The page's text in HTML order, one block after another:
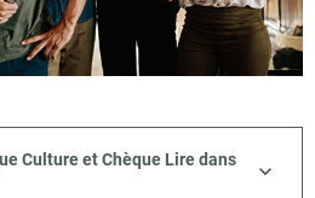
Culture et Chèque Lire dans